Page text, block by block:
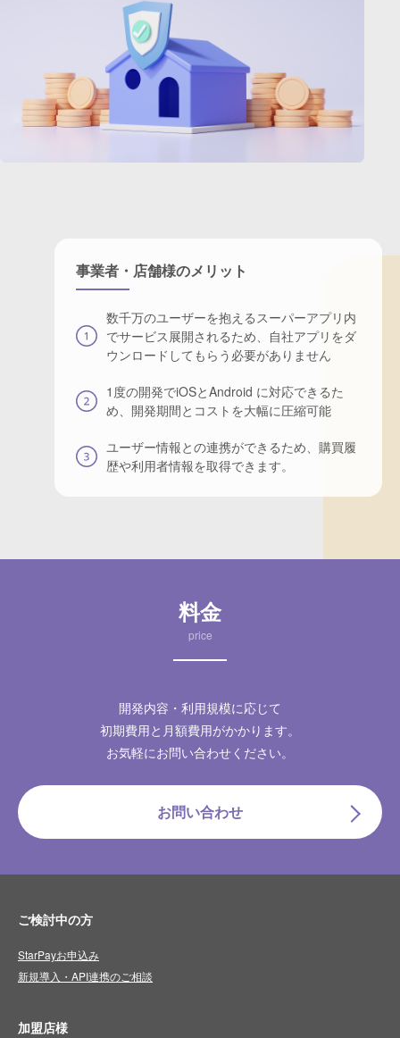
事業者・店舗様のメリット
数千万のユーザーを抱えるスーパーアプリ内
でサービス展開されるため、自社アプリをダ
ウンロードしてもらう必要がありません
1度の開発でiOSとAndroid に対応できるた
め、開発期間とコストを大幅に圧縮可能
ユーザー情報との連携ができるため、購買履
歴や利用者情報を取得できます。
料金
price
開発内容・利用規模に応じて
初期費用と月額費用がかかります。
お気軽にお問い合わせください。
お問い合わせ
ご検討中の方
StarPayお申込み
新規導入・API連携のご相談
加盟店様